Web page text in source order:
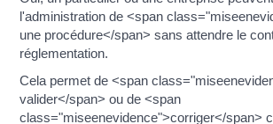
l'administration de <span
une procédure</span> sans attendre le
réglementation.
Cela permet de <span
valider</span> ou de <span
class="miseenevidence">corriger</span>